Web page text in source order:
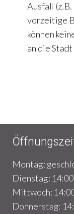
Ausfall (z.B.
vorzeitige
können
an die
Montag:
Dienstag:
Mittwoch:
Donnerstag: